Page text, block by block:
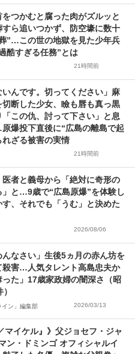
をつかむと腐った肉がズルッと
ら追いつかず、防空壕に数十
”…この世の地獄を見た少年兵
酷すぎる任務”とは
21時間前
いんです。切ってください」麻
断した少女、瞼も唇も真っ黒
「この仇、討って下さい」と息
爆投下直後に“広島の離島で起
れざる被害の実情
21時間前
者と義母から「絶対に奇形の
」と…9歳で“広島原爆”を体験し
す、それでも「うむ」と決めた
2026/08/06
んなさい」生後5ヵ月の赤ん坊を
殺害…人気タレント高島忠夫か
った」17歳家政婦の闇深さ（昭
イン」編集部 2026/03/13
マイケル』》父ジョセフ・ジャ
ン・ドミンゴ オフィシャルイ